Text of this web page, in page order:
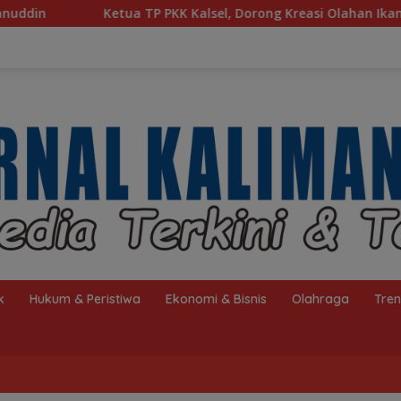
Dorong Kreasi Olahan Ikan Hingga Tingkat Nasional
Hukum & Peristiwa Ekonomi & Bisnis Olahraga